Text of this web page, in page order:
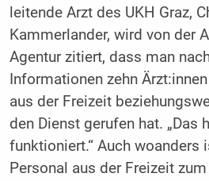
leitende Arzt des UKH Graz,
Kammerlander, wird von der
Agentur zitiert, dass man
Informationen zehn
aus der Freizeit
den Dienst gerufen hat. „Das
funktioniert.“ Auch woanders
Personal aus der Freizeit